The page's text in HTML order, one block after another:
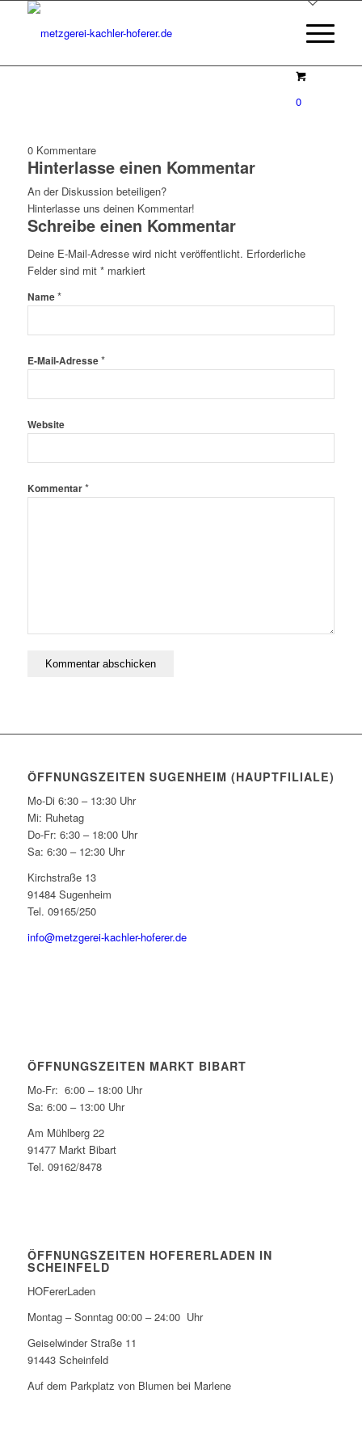
0
0 Kommentare
Hinterlasse einen Kommentar
An der Diskussion beteiligen?
Hinterlasse uns deinen Kommentar!
Schreibe einen Kommentar
Deine E-Mail-Adresse wird nicht veröffentlicht. Erforderliche
Felder sind mit *markiert
Name*
E-Mail-Adresse*
Website
Kommentar*
ÖFFNUNGSZEITEN SUGENHEIM (HAUPTFILIALE)
Mo-Di 6:30 – 13:30 Uhr
Mi: Ruhetag
Do-Fr: 6:30 – 18:00 Uhr
Sa: 6:30 – 12:30 Uhr
Kirchstraße 13
91484 Sugenheim
Tel. 09165/250
info@metzgerei-kachler-hoferer.de
ÖFFNUNGSZEITEN MARKT BIBART
Mo-Fr: 6:00 – 18:00 Uhr
Sa: 6:00 – 13:00 Uhr
Am Mühlberg 22
91477 Markt Bibart
Tel. 09162/8478
ÖFFNUNGSZEITEN HOFERERLADEN IN
SCHEINFELD
HOFererLaden
Montag – Sonntag 00:00 – 24:00 Uhr
Geiselwinder Straße 11
91443 Scheinfeld
Auf dem Parkplatz von Blumen bei Marlene